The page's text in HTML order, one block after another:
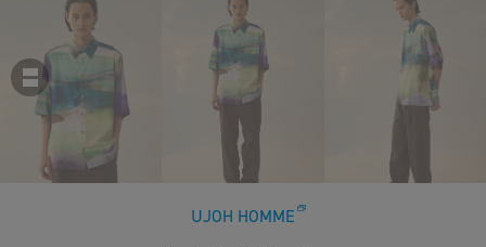
UJOH HOMME